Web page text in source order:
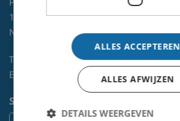
1970 AL IJMUIDEN
NL
Telefoon:
0255-567 200
E-mail:
kunst@velsen.nl
Socials
ALLES ACCEPTEREN
ALLES AFWIJZEN
DETAILS WEERGEVEN